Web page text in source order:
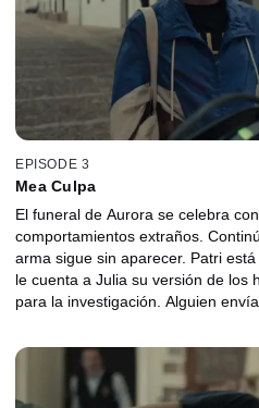
EPISODE 3
Mea Culpa
El funeral de Aurora se celebra
comportamientos extraños.
arma sigue sin aparecer. Patri
le cuenta a Julia su versión de los
para la investigación. Alguien
a punto de suceder?